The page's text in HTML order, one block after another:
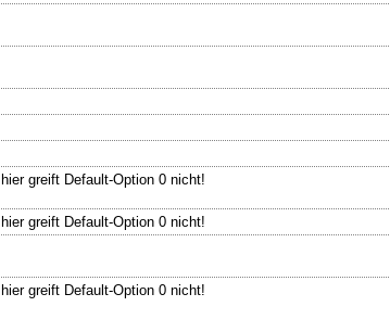
hier greift Default-Option 0 nicht!
hier greift Default-Option 0 nicht!
hier greift Default-Option 0 nicht!